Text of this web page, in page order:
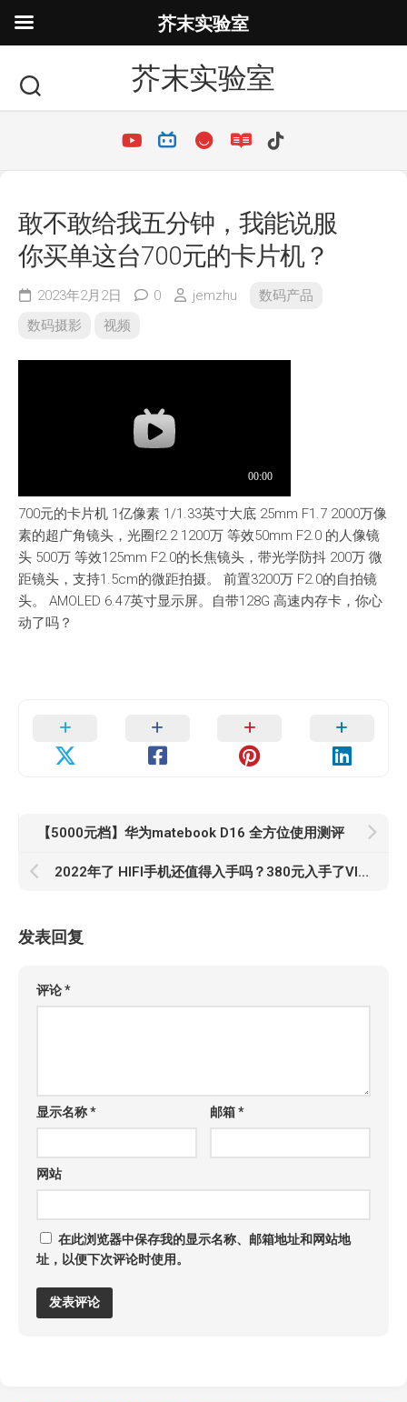
芥末实验室
敢不敢给我五分钟，我能说服
你买单这台700元的卡片机？
2023年2月2日 0 jemzhu
数码产品
数码摄影
视频
700元的卡片机 1亿像素 1/1.33英寸大底 25mm F1.7 2000万像
素的超广角镜头，光圈f2.2 1200万 等效50mm F2.0 的人像镜
头 500万 等效125mm F2.0的长焦镜头，带光学防抖 200万 微
距镜头，支持1.5cm的微距拍摄。 前置3200万 F2.0的自拍镜
头。 AMOLED 6.47英寸显示屏。自带128G 高速内存卡，你心
动了吗？
【5000元档】华为matebook D16 全方位使用测评
2022年了 HIFI手机还值得入手吗？380元入手了VIVO XPLAY6
发表回复
评论*
显示名称* 邮箱*
网站
在此浏览器中保存我的显示名称、邮箱地址和网站地
址，以便下次评论时使用。
芥末实验室